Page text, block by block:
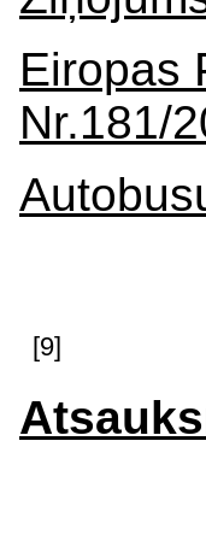
Eiropas
Nr.181/
[9]